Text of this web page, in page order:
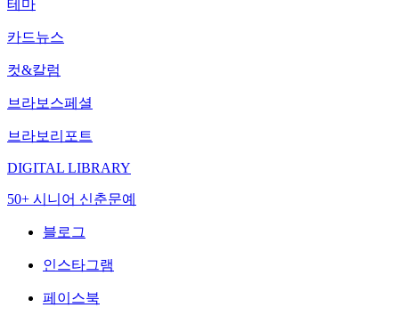
테마
카드뉴스
컷&칼럼
브라보스페셜
브라보리포트
DIGITAL LIBRARY
50+ 시니어 신춘문예
블로그
인스타그램
페이스북